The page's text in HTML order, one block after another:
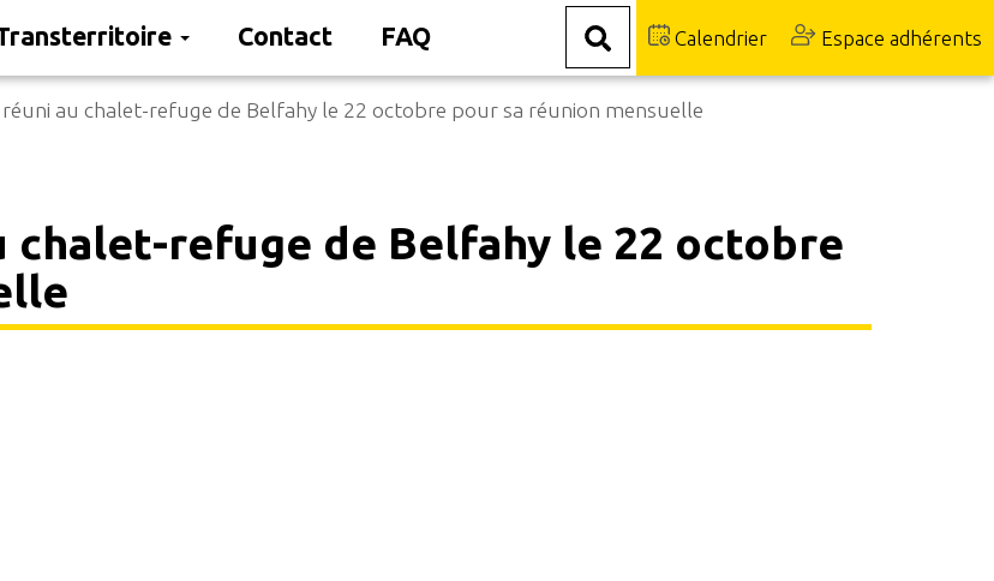
Contact FAQ Calendrier Espace adhérents
réuni au chalet-refuge de Belfahy le 22 octobre pour sa réunion mensuelle
chalet-refuge de Belfahy le 22 octobre